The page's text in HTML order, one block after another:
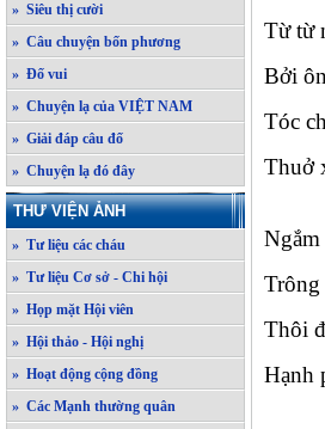
» Siêu thị cười
» Câu chuyện bốn phương
» Đố vui
» Chuyện lạ của VIỆT NAM
» Giải đáp câu đố
» Chuyện lạ đó đây
THƯ VIỆN ẢNH
» Tư liệu các cháu
» Tư liệu Cơ sở - Chi hội
» Họp mặt Hội viên
» Hội thảo - Hội nghị
» Hoạt động cộng đồng
» Các Mạnh thường quân
Từ từ
Bởi
Tóc
Thuở
Trông
Thôi
Hạnh